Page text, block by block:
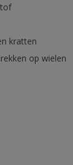
kratten
op wielen